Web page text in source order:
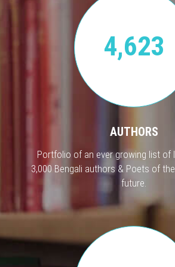
4,623
AUTHORS
Portfolio of an ever growing list of
3,000 Bengali authors & Poets of
future.